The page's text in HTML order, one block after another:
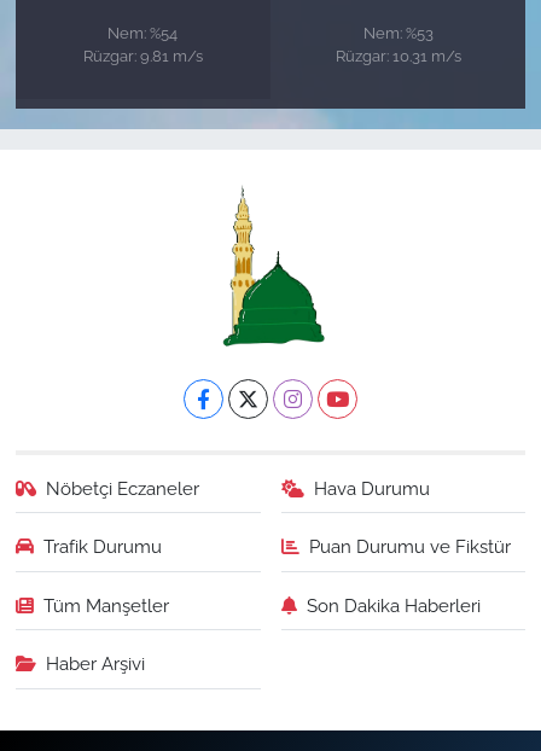
Nem: %54
Rüzgar: 9.81 m/s
Nem: %53
Rüzgar: 10.31 m/s
Nöbetçi Eczaneler Hava Durumu
Trafik Durumu Puan Durumu ve Fikstür
Tüm Manşetler Son Dakika Haberleri
Haber Arşivi